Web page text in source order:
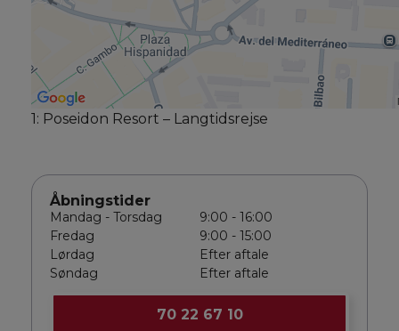
1: Poseidon Resort – Langtidsrejse
Åbningstider
Mandag - Torsdag
Fredag
Lørdag
Søndag
9:00 - 16:00
9:00 - 15:00
Efter aftale
Efter aftale
70 22 67 10